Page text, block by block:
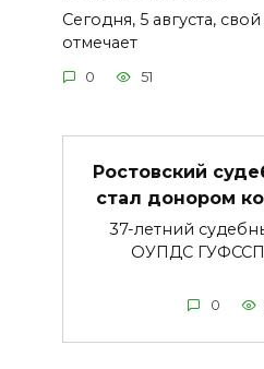
Сегодня, 5 августа,
отмечает
0 51
Ростовский
стал донором
37-летний
ОУПДС ГУФССП
0